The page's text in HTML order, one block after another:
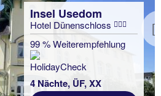
Insel Usedom
Hotel Dünenschloss
99 % Weiterempfehlung
4 Nächte, ÜF, XX